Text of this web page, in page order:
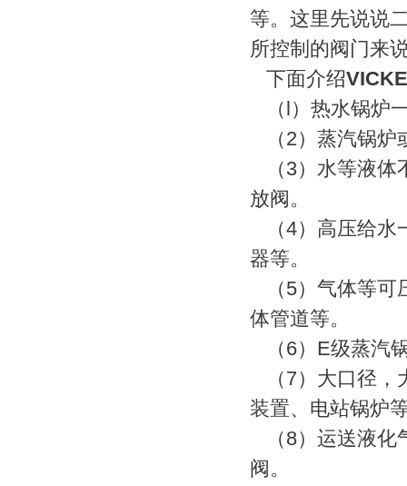
等。这里先说说
所控制的阀门来
下面介绍
（l）热水锅炉
（2）蒸汽锅炉
（3）水等液体
放阀。
（4）高压给水
器等。
（5）气体等可
体管道等。
（6）E级蒸汽
（7）大口径，
装置、电站锅炉
（8）运送液化
阀。